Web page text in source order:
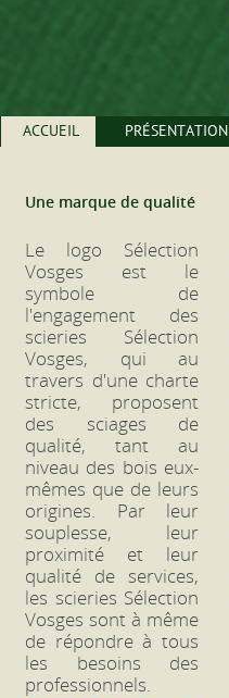
ACCUEIL PRÉSENTATION
Une marque de qualité
Le logo Sélection
Vosges est le
symbole de
l'engagement des
scieries Sélection
Vosges, qui au
travers d'une charte
stricte, proposent
des sciages de
qualité, tant au
niveau des bois eux-
mêmes que de leurs
origines. Par leur
souplesse, leur
proximité et leur
qualité de services,
les scieries Sélection
Vosges sont à même
de répondre à tous
les besoins des
professionnels.